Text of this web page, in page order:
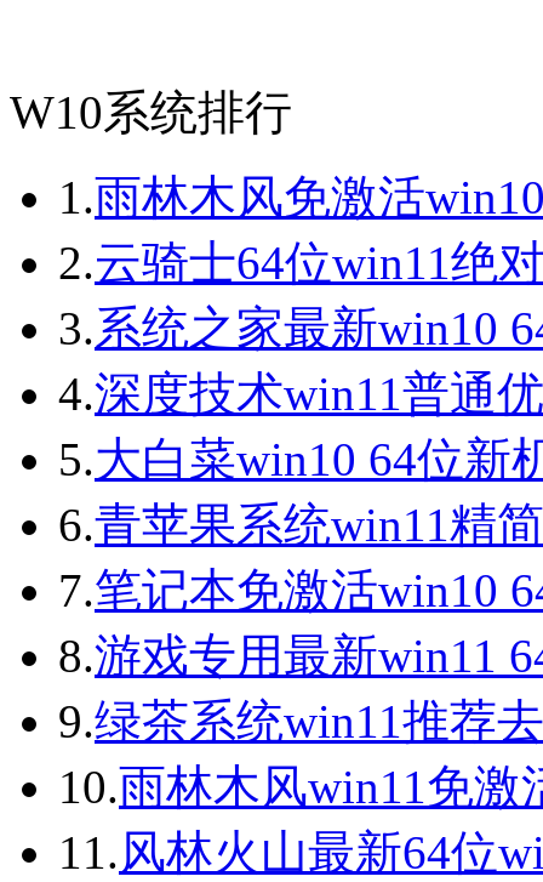
W10系统排行
1.雨林木风免激活
2.云骑士64位win11绝
3.系统之家最新win10
4.深度技术win11普通
5.大白菜win10 64位
6.青苹果系统win11精
7.笔记本免激活win10
8.游戏专用最新win11
9.绿茶系统win11推荐
10.雨林木风win11免
11.风林火山最新64位